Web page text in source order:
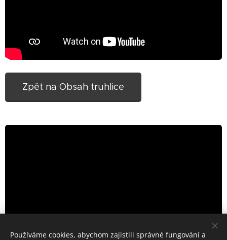
Zpět na Obsah truhlice
Používáme cookies, abychom zajistili správné fungování a